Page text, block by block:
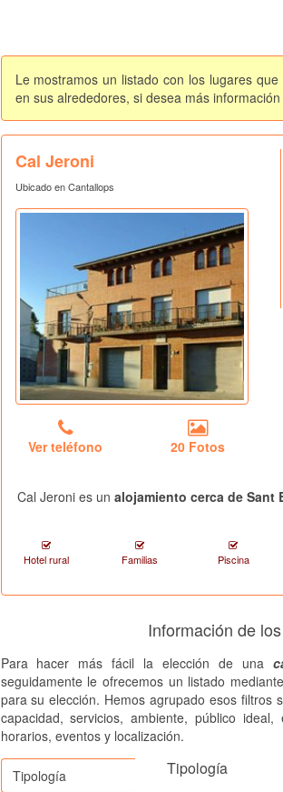
Le mostramos un listado con los lugares
en sus alrededores, si desea más
Cal Jeroni
Ubicado en Cantallops
Ver teléfono 20 Fotos
Cal Jeroni es unalojamiento cerca de Sant
Hotel rural Familias Piscina
Información de
Para hacer más fácil la elección de una
seguidamente le ofrecemos un listado
para su elección. Hemos agrupado esos filtros
capacidad, servicios, ambiente, público
horarios, eventos y localización.
Tipología Tipología